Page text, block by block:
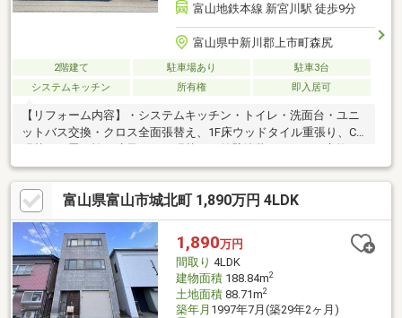
富山地鉄本線 新宮川駅 徒歩9分
富山県中新川郡上市町森尻
2階建て 駐車場あり
駐車3台
システムキッチン
所有権 即入居可
【リフォーム内容】・システムキッチン・トイレ・洗面台・ユニ
ットバス交換・クロス全面張替え、1F床ウッドタイル重張り、CF
など【ご内覧】物件のご案内はもちろん、購入時の諸経費の説
明、ご検討中物件との比較やローンシミュレーションなど幅広く
ご提案致します。■住宅ローン相談「月々の希望支払いはある
が、どれくらいローンが組めるかわからない」「購入諸経費やリ
フォーム費用もローンとして借りられるの？」住宅ローンに関す
るご相談、お気軽にお申しつけください！
富山県富山市城北町 1,890万円 4LDK
1,890万円
間取り 4LDK
建物面積188.84m2
土地面積88.71m2
築年月 1997年7月(築29年2ヶ月)